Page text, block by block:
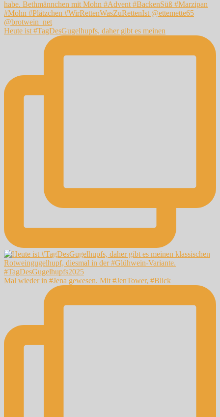
Heute ist #TagDesGugelhupfs, daher gibt es meinen
Mal wieder in #Jena gewesen. Mit #JenTower, #Blick